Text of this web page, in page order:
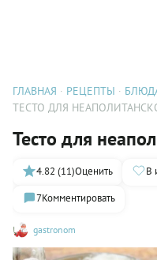
ГЛАВНАЯ РЕЦЕПТЫ
ТЕСТО ДЛЯ
Тесто для
gastronom
4.82 (11)Оценить В
7Комментировать